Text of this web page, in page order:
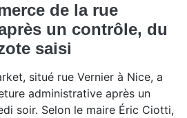
de la rue
un contrôle, du
saisi
situé rue Vernier à Nice, a
administrative après un
soir. Selon le maire Éric Ciotti,